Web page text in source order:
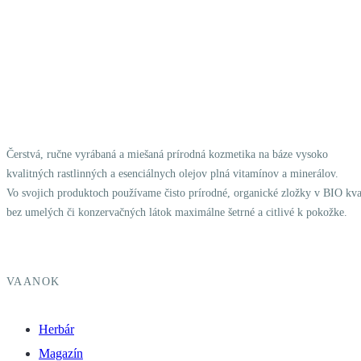
Čerstvá, ručne vyrábaná a miešaná prírodná kozmetika na báze vysoko
kvalitných rastlinných a esenciálnych olejov plná vitamínov a minerálov.
Vo svojich produktoch používame čisto prírodné, organické zložky v BIO
bez umelých či konzervačných látok maximálne šetrné a citlivé k pokožke.
VAANOK
Herbár
Magazín